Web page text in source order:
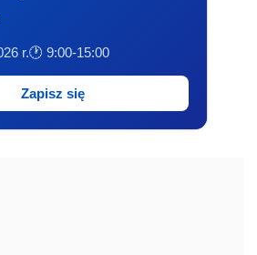
r.🕐 9:00-15:00
Zapisz się